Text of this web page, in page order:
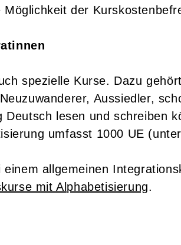
der
spezielle Kurse. Dazu
Aussiedler,
lesen und schreiben
umfasst 1000 UE
allgemeinen
mit Alphabetisierung.